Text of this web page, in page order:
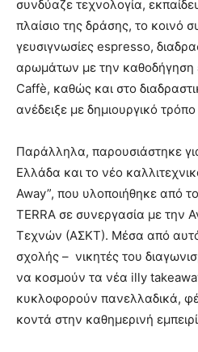
συνδύαζε τεχνολογία,
πλαίσιο της δράσης, το κοινό
γευσιγνωσίες espresso,
αρωμάτων με την καθοδήγηση
Caffè, καθώς και στο
ανέδειξε με δημιουργικό
Παράλληλα, παρουσιάστηκε
Ελλάδα και το νέο
Away”, που υλοποιήθηκε από
TERRA σε συνεργασία με την
Τεχνών (ΑΣΚΤ). Μέσα από αυτό,
σχολής – νικητές του
να κοσμούν τα νέα illy
κυκλοφορούν πανελλαδικά,
κοντά στην καθημερινή